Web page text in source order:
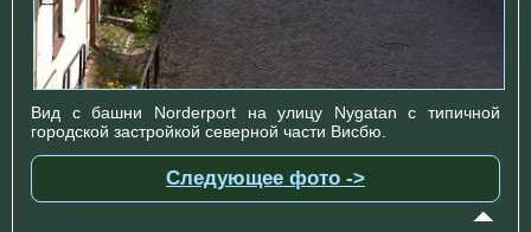
Вид с башни Norderport на улицу Nygatan с типичной
городской застройкой северной части Висбю.
Следующее фото ->